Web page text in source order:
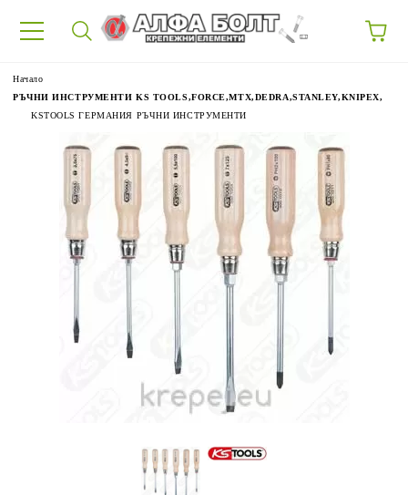
Начало
РЪЧНИ ИНСТРУМЕНТИ KS TOOLS,FORCE,MTX,DEDRA,STANLEY,KNIPEX,
KSTOOLS ГЕРМАНИЯ РЪЧНИ ИНСТРУМЕНТИ